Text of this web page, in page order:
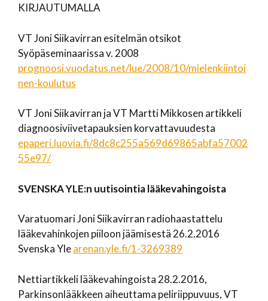
KIRJAUTUMALLA
VT Joni Siikavirran esitelmän otsikot
Syöpäseminaarissa v. 2008
prognoosi.vuodatus.net/lue/2008/10/mielenkiintoi
nen-koulutus
VT Joni Siikavirran ja VT Martti Mikkosen artikkeli
diagnoosiviivetapauksien korvattavuudesta
epaperi.luovia.fi/8dc8c255a569d69865abfa57002
55e97/
SVENSKAYLE:n uutisointia lääkevahingoista
Varatuomari Joni Siikavirran radiohaastattelu
lääkevahinkojen piiloon jäämisestä 26.2.2016
Svenska Ylearenan.yle.fi/1-3269389
Nettiartikkeli lääkevahingoista 28.2.2016,
Parkinsonlääkkeen aiheuttama peliriippuvuus, VT